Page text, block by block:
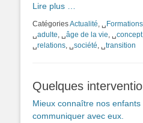
Lire plus …
CatégoriesActualité, ␣Formations
␣adulte, ␣âge de la vie, ␣concept
␣relations, ␣société, ␣transition
Quelques
Mieux connaître nos
communiquer avec eux.